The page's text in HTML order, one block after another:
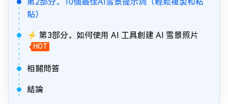
貼）
⚡ 第3部分。如何使用 AI 工具創建 AI 雪景照片
HOT
相關問答
結論